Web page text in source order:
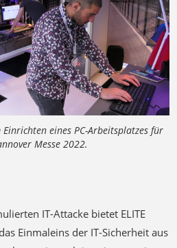
eines PC-Arbeitsplatzes für
Messe 2022.
Next
Einmaleins der IT-Sicherheit aus
lernen interaktiv, wie man ein